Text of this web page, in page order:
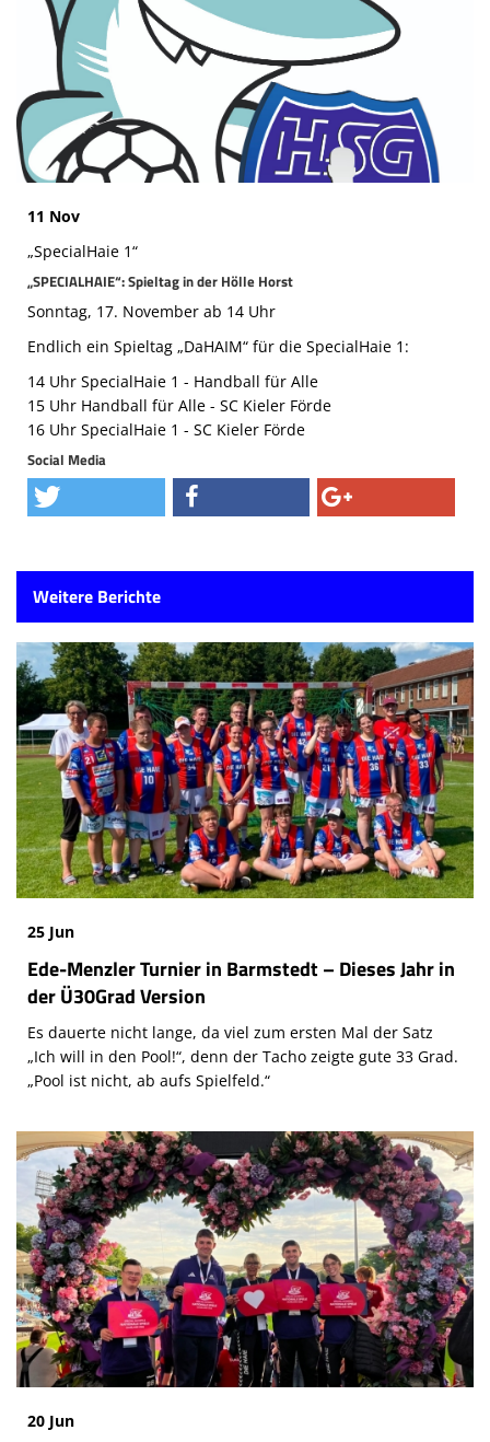
Die SpecialHaie
Teams
Trainer
ALLE SPIELE
NEWSLETTER
DIE HAIE I Intern
Partner
11 Nov
„SpecialHaie 1“
„SPECIALHAIE“: Spieltag in der Hölle Horst
Sonntag, 17. November ab 14 Uhr
Endlich ein Spieltag „DaHAIM“ für die SpecialHaie 1:
14 Uhr SpecialHaie 1 - Handball für Alle
15 Uhr Handball für Alle - SC Kieler Förde
16 Uhr SpecialHaie 1 - SC Kieler Förde
Social Media
Weitere Berichte
25 Jun
Ede-Menzler Turnier in Barmstedt – Dieses Jahr in
der Ü30Grad Version
Es dauerte nicht lange, da viel zum ersten Mal der Satz
„Ich will in den Pool!“, denn der Tacho zeigte gute 33 Grad.
„Pool ist nicht, ab aufs Spielfeld.“
20 Jun